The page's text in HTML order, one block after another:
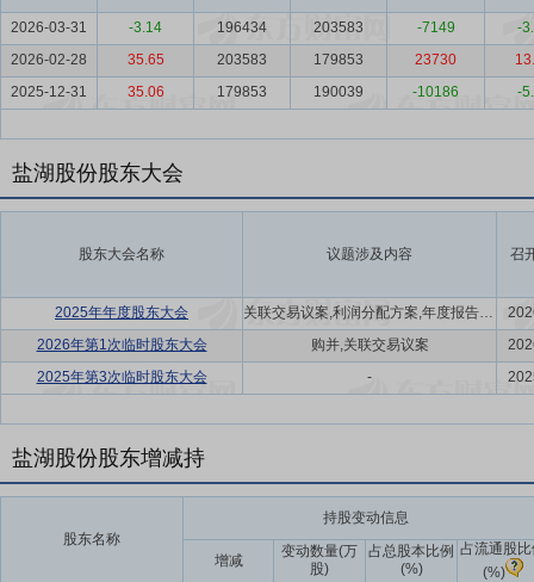
2026-03-31 -3.14 196434 203583 -7149
-
2026-02-28
35.65 203583 179853 23730
2025-12-31
35.06 179853 190039 -10186 -
盐湖股份股东大会
股东大会名称 议题涉及内容 召
2025年年度股东大会 关联交易议案,利润分配方案,年度报告(摘要)议案
2026年第1次临时股东大会
购并,关联交易议案
2025年第3次临时股东大会
-
盐湖股份股东增减持
股东名称
持股变动信息
增减
变动数量(万
股)
占总股本比例
(%)
占流通股
(%)